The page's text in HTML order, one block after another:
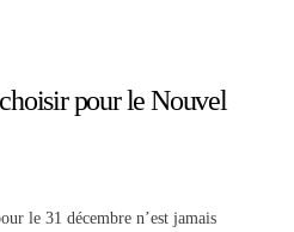
pour le Nouvel
le 31 décembre n’est jamais